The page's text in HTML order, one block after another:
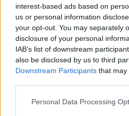
interest-based ads based on
us or personal information
your opt-out. You may separately
disclosure of your personal
IAB’s list of downstream
also be disclosed by us to third
Downstream Participants that may
Please note that this website/app
Personal Data Processing